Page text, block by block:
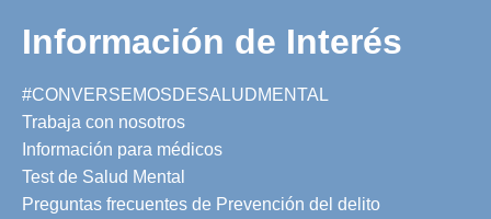
Información de Interés
#CONVERSEMOSDESALUDMENTAL
Trabaja con nosotros
Información para médicos
Test de Salud Mental
Preguntas frecuentes de Prevención del delito